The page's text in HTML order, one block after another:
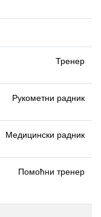
Тренер
Рукометни радник
Медицински радник
Помоћни тренер